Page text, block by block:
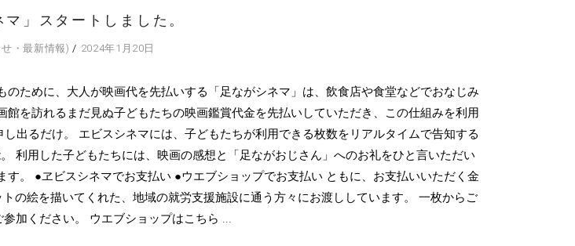
マ」スタートしました。
・最新情報) 2024年1月20日
ために、大人が映画代を先払いする「足ながシネマ」は、飲食店や食堂などでおなじみ
を訪れるまだ見ぬ子どもたちの映画鑑賞代金を先払いしていただき、この仕組みを利用
出るだけ。 エビスシネマには、子どもたちが利用できる枚数をリアルタイムで告知する
利用した子どもたちには、映画の感想と「足ながおじさん」へのお礼をひと言いただい
。 ●ヱビスシネマでお支払い ●ウエブショップでお支払い ともに、お支払いいただく金
の絵を描いてくれた、地域の就労支援施設に通う方々にお渡ししています。 一枚からご
加ください。 ウエブショップはこちら